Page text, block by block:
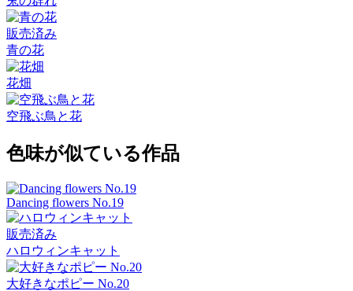
販売済み
青の花
花畑
空飛ぶ鳥と花
色味が似ている作品
Dancing flowers No.19
販売済み
ハロウィンキャット
大好きなポピー No.20